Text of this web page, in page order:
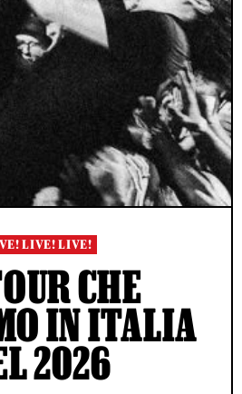
LIVE! LIVE!
CHE
IN ITALIA
2026